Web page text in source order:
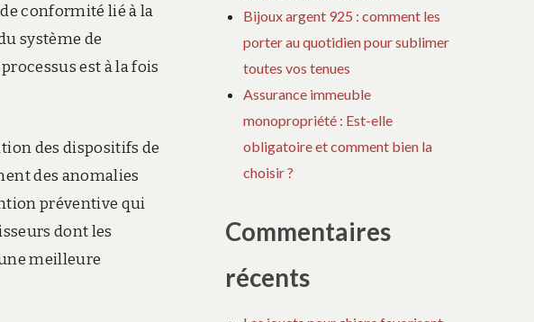
conformité lié à la
système de
est à la fois
des dispositifs de
des anomalies
préventive qui
dont les
meilleure
Bijoux argent 925 : comment les
porter au quotidien pour sublimer
toutes vos tenues
Assurance immeuble
monopropriété : Est-elle
obligatoire et comment bien la
choisir ?
Commentaires
récents